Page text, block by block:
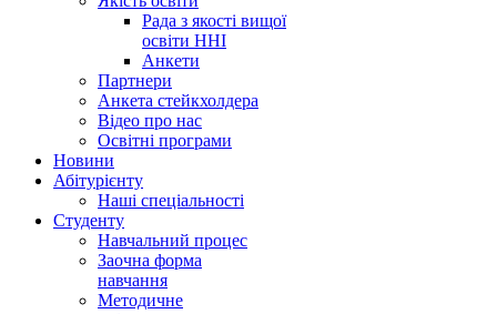
Рада з якості вищої
освіти ННІ
Анкети
Партнери
Анкета стейкхолдера
Відео про нас
Освітні програми
Hовини
Абітурієнту
Наші спеціальності
Студенту
Навчальний процес
Заочна форма
навчання
Методичне